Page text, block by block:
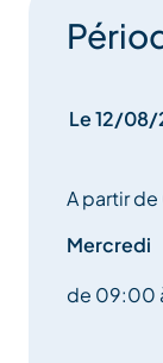
Le 12/
A partir
Mercredi
de 09:00